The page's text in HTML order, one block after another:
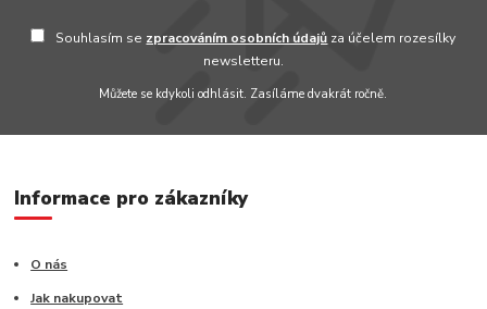
Souhlasím se zpracováním osobních údajů za účelem rozesílky
newsletteru.
Můžete se kdykoli odhlásit. Zasíláme dvakrát ročně.
Informace pro zákazníky
O nás
Jak nakupovat